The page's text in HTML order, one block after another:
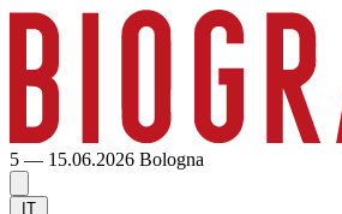
5 — 15.06.2026 Bologna
IT